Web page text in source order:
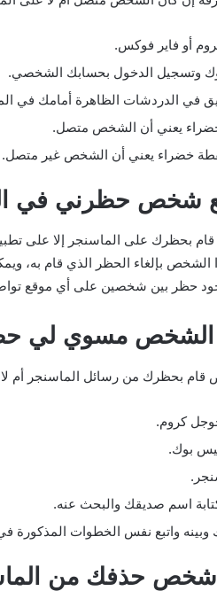
أو فاير فوكس.
وتسجيل الدخول بحسابك الشخصي.
في الدردشات الظاهرة أمامك في
يعني أن الشخص متصل.
خضراء يعني أن الشخص غير متصل.
شخص حظرني في
بحظرك على الماسنجر إلا على
بإلغاء الحظر الذي قام به،
حظر بين شخصين على أي موقع
مسوي لي
بحظرك من رسائل الماسنجر أم لا
كروم.
بوك.
اسم صديقك والبحث عنه.
وبينه واتبع نفس الخطوات المذكورة
حذفك من